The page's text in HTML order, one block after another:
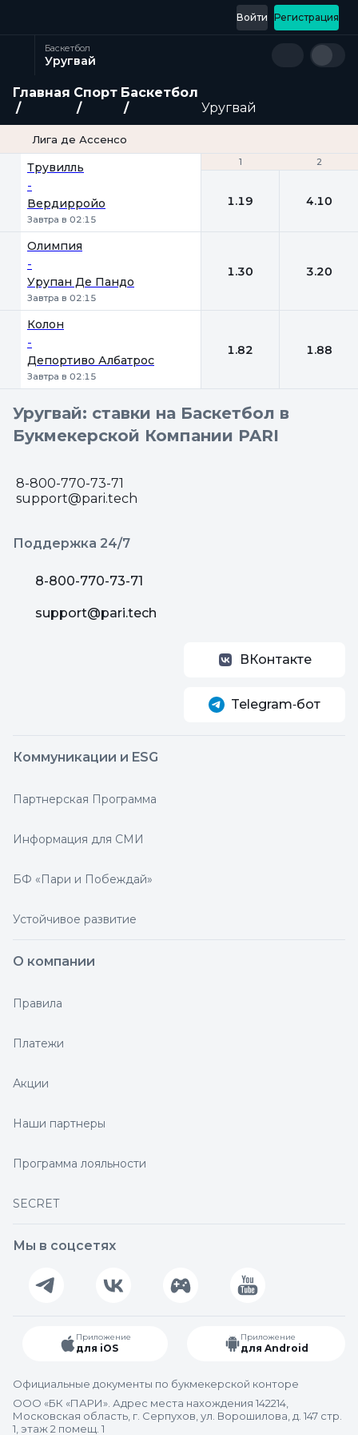
Регистрация
Войти
Баскетбол
Уругвай
Главная Спорт Баскетбол
Уругвай
Лига де Ассенсо
1 2
Трувилль
-
Вердирройо
Завтра в 02:15
1 2
1.19 4.10
Олимпия
-
Урупан Де Пандо
Завтра в 02:15
1.30 3.20
Колон
-
Депортиво Албатрос
Завтра в 02:15
1.82 1.88
Уругвай: ставки на Баскетбол в
Букмекерской Компании PARI
8-800-770-73-71
support@pari.tech
Поддержка 24/7
8-800-770-73-71
support@pari.tech
ВКонтакте
Telegram‑бот
Коммуникации и ESG
Партнерская Программа
Информация для СМИ
БФ «Пари и Побеждай»
Устойчивое развитие
О компании
Правила
Платежи
Акции
Наши партнеры
Программа лояльности
SECRET
Мы в соцсетях
Приложение
для iOS
Приложение
для Android
Официальные документы по букмекерской конторе
ООО «БК «ПАРИ». Адрес места нахождения 142214,
Московская область, г. Серпухов, ул. Ворошилова, д. 147 стр.
1, этаж 2 помещ. 1